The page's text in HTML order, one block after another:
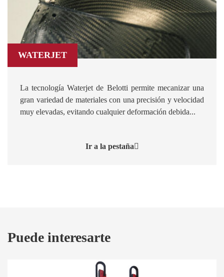
WATERJET
La tecnología Waterjet de Belotti permite mecanizar una
gran variedad de materiales con una precisión y velocidad
muy elevadas, evitando cualquier deformación debida...
Ir a la pestaña
Puede interesarte